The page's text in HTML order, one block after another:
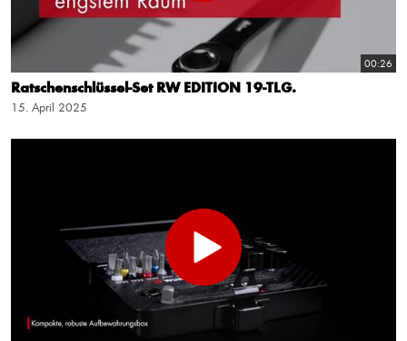
00:26
Ratschenschlüssel-Set RW EDITION 19-TLG.
15. April 2025